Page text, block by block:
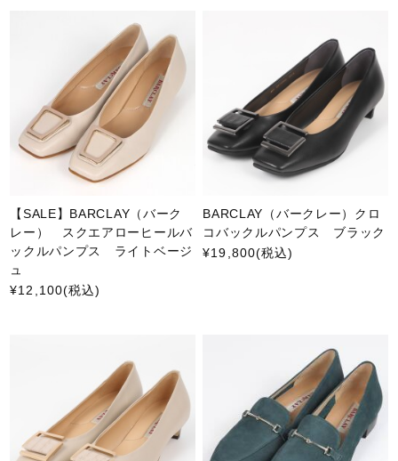
【SALE】BARCLAY（バーク
レー） スクエアローヒールバ
ックルパンプス ライトベージ
ュ
¥12,100(税込)
BARCLAY（バークレー）クロ
コバックルパンプス ブラック
¥19,800(税込)